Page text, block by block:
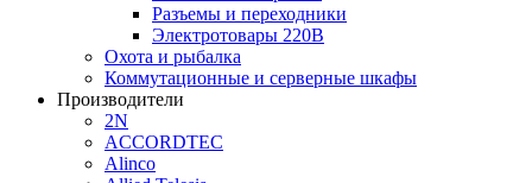
Разъемы и переходники
Электротовары 220В
Охота и рыбалка
Коммутационные и серверные шкафы
Производители
2N
ACCORDTEC
Alinco